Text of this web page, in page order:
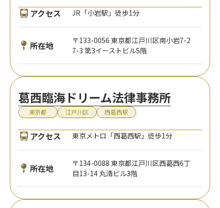
アクセス JR「小岩駅」徒歩1分
所在地
〒133-0056 東京都江戸川区南小岩7-2
7-3 第3イーストビル5階
葛西臨海ドリーム法律事務所
東京都 江戸川区 西葛西駅
アクセス 東京メトロ「西葛西駅」徒歩1分
所在地
〒134-0088 東京都江戸川区西葛西6丁
目13-14 丸清ビル3階